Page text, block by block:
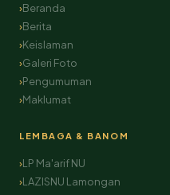
Beranda
Berita
Keislaman
Galeri Foto
Pengumuman
Maklumat
LEMBAGA & BANOM
LP Ma'arif NU
LAZISNU Lamongan